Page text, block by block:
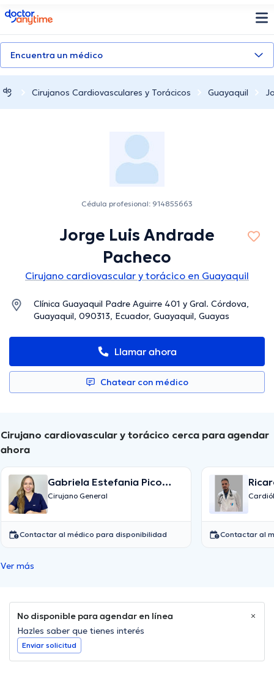
doctoranytime
Encuentra un médico
Cirujanos Cardiovasculares y Torácicos Guayaquil
Cédula profesional: 914855663
Jorge Luis Andrade
Pacheco
Cirujano cardiovascular y torácico en Guayaquil
Clínica Guayaquil Padre Aguirre 401 y Gral. Córdova,
Guayaquil, 090313, Ecuador, Guayaquil, Guayas
Llamar ahora
Chatear con médico
Cirujano cardiovascular y torácico cerca para agendar
ahora
Gabriela Estefania Pico
Loor
Cirujano General
Contactar al médico para disponibilidad Contactar al
Ver más
No disponible para agendar en línea
Hazles saber que tienes interés
Enviar solicitud